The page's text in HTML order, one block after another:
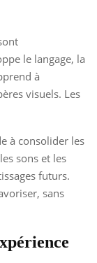
le langage, la
à
visuels. Les
à consolider les
sons et les
futurs.
sans